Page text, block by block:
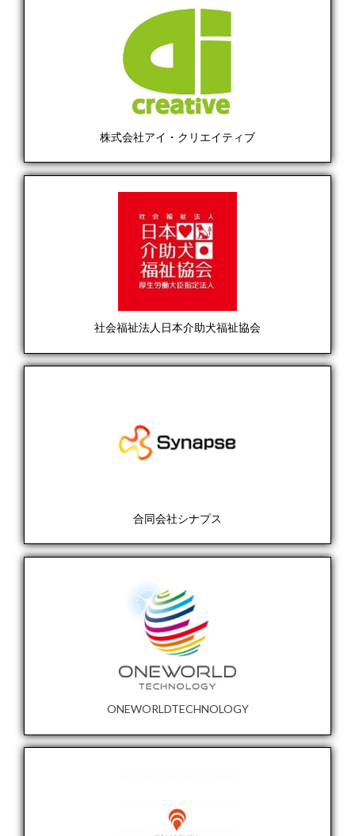
株式会社アイ・クリエイティブ
社会福祉法人日本介助犬福祉協会
合同会社シナプス
ONEWORLDTECHNOLOGY